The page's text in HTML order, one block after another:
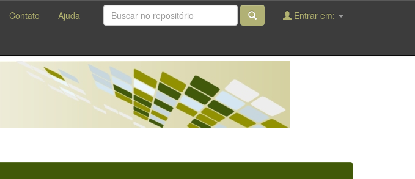
Contato Ajuda Entrar em: